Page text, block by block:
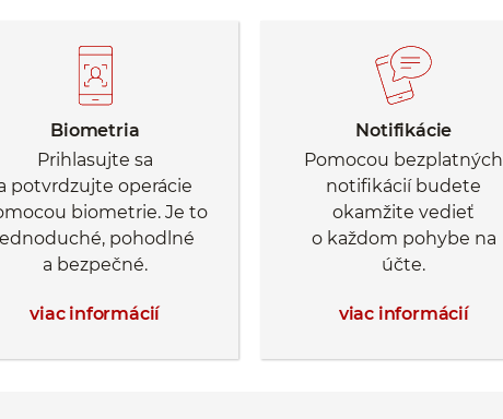
Biometria
Prihlasujte sa
potvrdzujte operácie
biometrie. Je to
pohodlné
a bezpečné.
viac informácií
Notifikácie
Pomocou bezplatných
notifikácií budete
okamžite vedieť
o každom pohybe na
účte.
viac informácií